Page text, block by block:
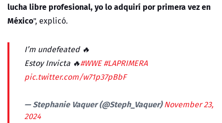
lucha libre profesional, yo lo adquirí por primera vez en
México", explicó.
I’m undefeated 🔥
Estoy Invicta 🔥#WWE #LAPRIMERA
pic.twitter.com/w71p37pBbF
— Stephanie Vaquer (@Steph_Vaquer)November 23,
2024